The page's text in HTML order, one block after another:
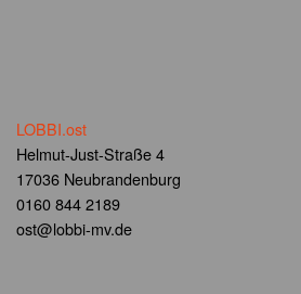
LOBBI.ost
Helmut-Just-Straße 4
17036 Neubrandenburg
0160 844 2189
ost@lobbi-mv.de